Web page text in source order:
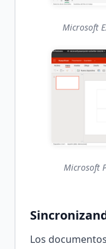
Microsoft
Microsoft
Los